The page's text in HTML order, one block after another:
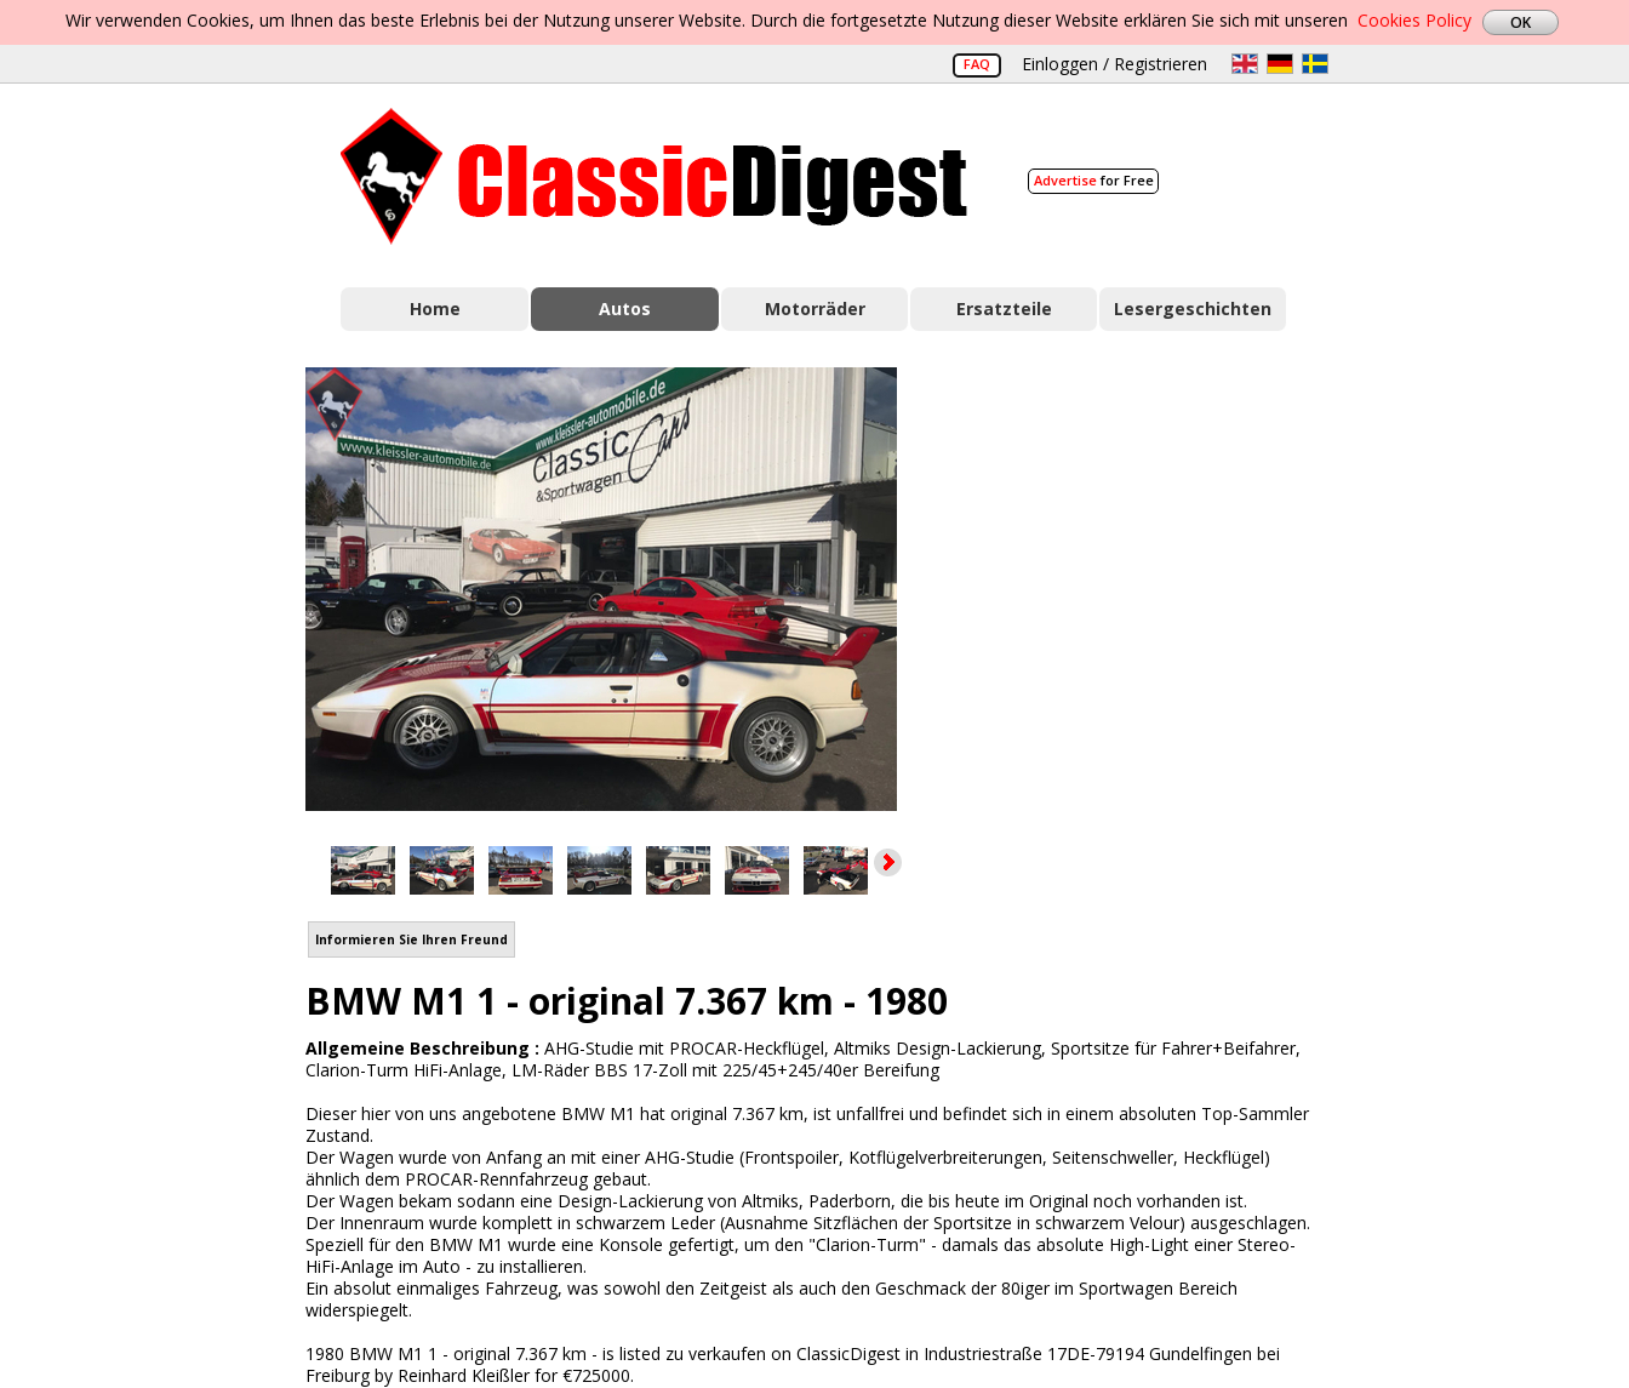
Wir verwenden Cookies, um Ihnen das beste Erlebnis bei der Nutzung unserer Website. Durch die fortgesetzte Nutzung dieser Website erklären Sie sich mit unseren Cookies Policy
FAQ Einloggen / Registrieren
Advertisefor Free
Home Autos Motorräder Ersatzteile Lesergeschichten
Informieren Sie Ihren Freund
BMW M1 1 - original 7.367 km - 1980
Allgemeine Beschreibung : AHG-Studie mit PROCAR-Heckflügel, Altmiks Design-Lackierung, Sportsitze für Fahrer+Beifahrer,
Clarion-Turm HiFi-Anlage, LM-Räder BBS 17-Zoll mit 225/45+245/40er Bereifung
Dieser hier von uns angebotene BMW M1 hat original 7.367 km, ist unfallfrei und befindet sich in einem absoluten Top-Sammler
Zustand.
Der Wagen wurde von Anfang an mit einer AHG-Studie (Frontspoiler, Kotflügelverbreiterungen, Seitenschweller, Heckflügel)
ähnlich dem PROCAR-Rennfahrzeug gebaut.
Der Wagen bekam sodann eine Design-Lackierung von Altmiks, Paderborn, die bis heute im Original noch vorhanden ist.
Der Innenraum wurde komplett in schwarzem Leder (Ausnahme Sitzflächen der Sportsitze in schwarzem Velour) ausgeschlagen.
Speziell für den BMW M1 wurde eine Konsole gefertigt, um den "Clarion-Turm" - damals das absolute High-Light einer Stereo-
HiFi-Anlage im Auto - zu installieren.
Ein absolut einmaliges Fahrzeug, was sowohl den Zeitgeist als auch den Geschmack der 80iger im Sportwagen Bereich
widerspiegelt.
1980 BMW M1 1 - original 7.367 km - is listed zu verkaufen on ClassicDigest in Industriestraße 17DE-79194 Gundelfingen bei
Freiburg by Reinhard Kleißler for €725000.